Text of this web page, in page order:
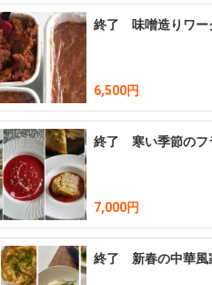
6,500円
終了 寒い季節のフ
7,000円
終了 新春の中華風